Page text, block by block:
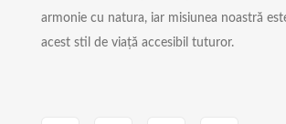
armonie cu natura, iar misiunea noastră
acest stil de viață accesibil tuturor.